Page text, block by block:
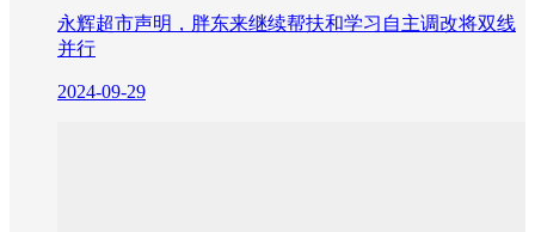
永辉超市声明，胖东来继续帮扶和学习自主调改将双线
并行
2024-09-29